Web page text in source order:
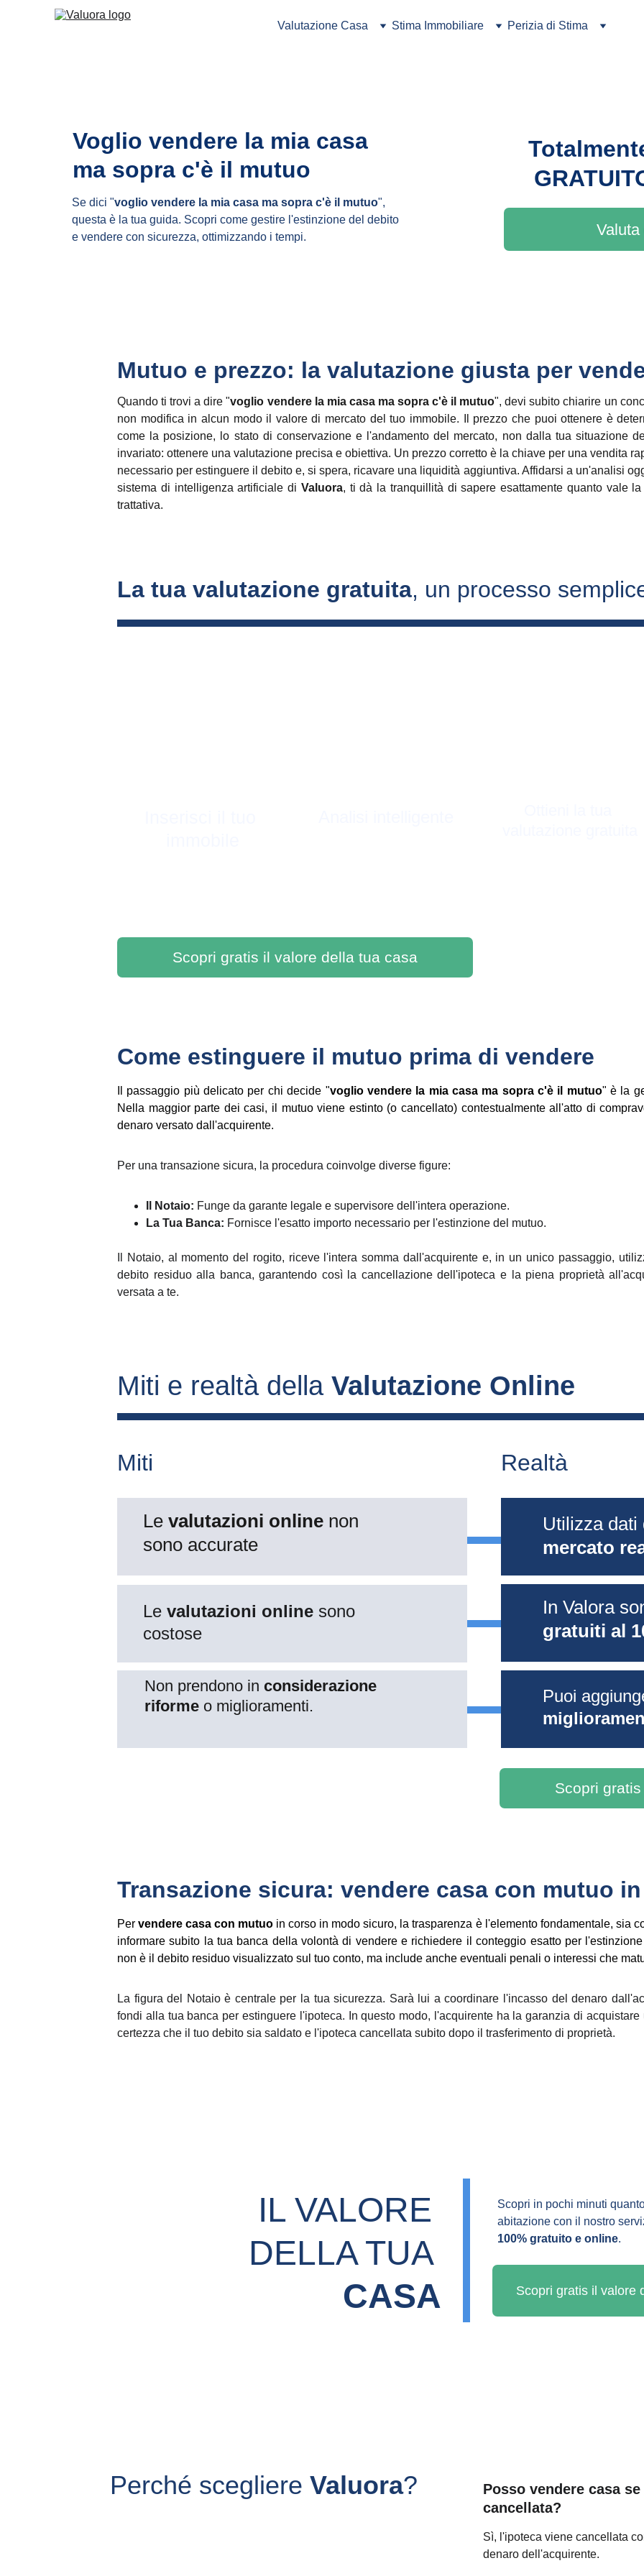
Valutazione Casa Stima Immobiliare Perizia di Stima
Se dici "voglio vendere la mia casa ma sopra c'è il mutuo",
questa è la tua guida. Scopri come gestire l'estinzione del debito
e vendere con sicurezza, ottimizzando i tempi.
Voglio vendere la mia casa
ma sopra c'è il mutuo
Mutuo e prezzo: la valutazione giusta per
Quando ti trovi a dire "voglio vendere la mia casa ma sopra c'è il mutuo", devi subito chiarire un
non modifica in alcun modo il valore di mercato del tuo immobile. Il prezzo che puoi ottenere è
come la posizione, lo stato di conservazione e l'andamento del mercato, non dalla tua situazione
invariato: ottenere una valutazione precisa e obiettiva. Un prezzo corretto è la chiave per una vendita
necessario per estinguere il debito e, si spera, ricavare una liquidità aggiuntiva. Affidarsi a un'analisi
sistema di intelligenza artificiale di Valuora, ti dà la tranquillità di sapere esattamente quanto vale
trattativa.
Scopri gratis il valore della tua casa
La tua valutazione gratuita, un processo
Come estinguere il mutuo prima di vendere
Il passaggio più delicato per chi decide "voglio vendere la mia casa ma sopra c'è il mutuo" è la
Nella maggior parte dei casi, il mutuo viene estinto (o cancellato) contestualmente all'atto di
denaro versato dall'acquirente.
Per una transazione sicura, la procedura coinvolge diverse figure:
Il Notaio: Funge da garante legale e supervisore dell'intera operazione.
La Tua Banca: Fornisce l'esatto importo necessario per l'estinzione del mutuo.
Il Notaio, al momento del rogito, riceve l'intera somma dall'acquirente e, in un unico passaggio,
debito residuo alla banca, garantendo così la cancellazione dell'ipoteca e la piena proprietà
versata a te.
Scopri
Miti e realtà della Valutazione Online
Miti Realtà
Le valutazioni online non
sono accurate
Le valutazioni online sono
costose
Non prendono in considerazione
riforme o miglioramenti.
Utilizza dati
mercato
In Valora
gratuiti al
Puoi
Transazione sicura: vendere casa con mutuo
Pervendere casa con mutuo in corso in modo sicuro, la trasparenza è l'elemento fondamentale, sia
informare subito la tua banca della volontà di vendere e richiedere il conteggio esatto per
non è il debito residuo visualizzato sul tuo conto, ma include anche eventuali penali o interessi che
La figura del Notaio è centrale per la tua sicurezza. Sarà lui a coordinare l'incasso del denaro
fondi alla tua banca per estinguere l'ipoteca. In questo modo, l'acquirente ha la garanzia di
certezza che il tuo debito sia saldato e l'ipoteca cancellata subito dopo il trasferimento di proprietà.
IL VALORE
DELLA TUA
CASA
Scopri gratis il valore
Scopri in pochi minuti
abitazione con il nostro
100% gratuito e online.
Perché scegliere Valuora?
Posso vendere casa
cancellata?
Sì, l'ipoteca viene cancellata
denaro dell'acquirente.